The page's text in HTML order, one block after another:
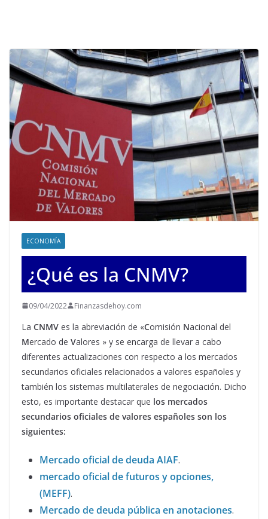
ECONOMÍA
¿Qué es la CNMV?
09/04/2022 Finanzasdehoy.com
La CNMV es la abreviación de «Comisión Nacional del
Mercado de Valores » y se encarga de llevar a cabo
diferentes actualizaciones con respecto a los mercados
secundarios oficiales relacionados a valores españoles y
también los sistemas multilaterales de negociación. Dicho
esto, es importante destacar que los mercados
secundarios oficiales de valores españoles son los
siguientes:
Mercado oficial de deuda AIAF.
mercado oficial de futuros y opciones,
(MEFF).
Mercado de deuda pública en anotaciones.